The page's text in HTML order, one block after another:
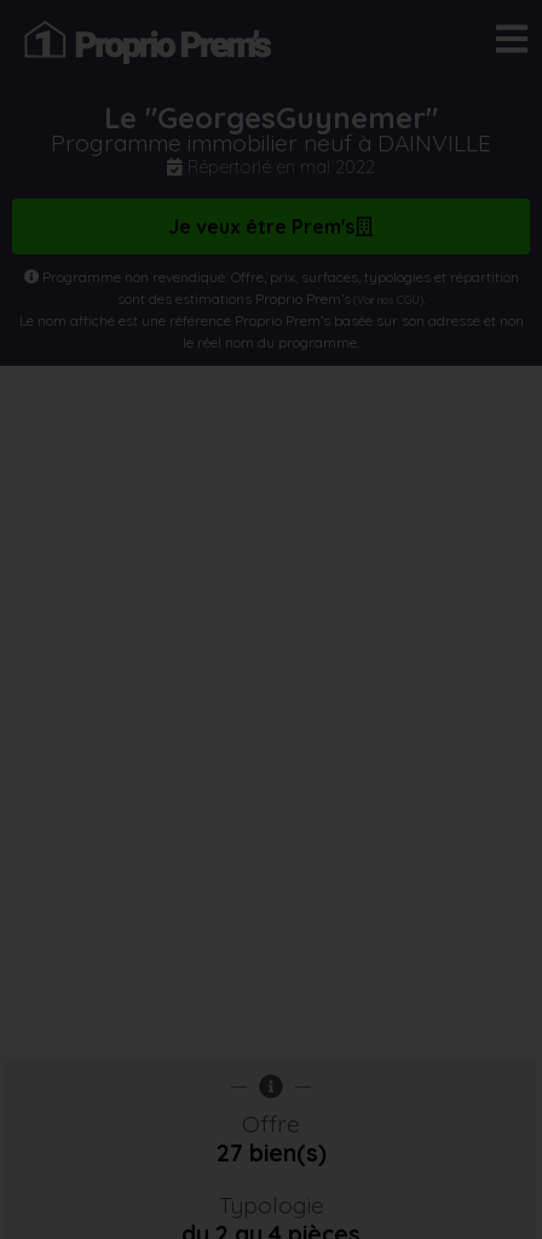
Le "GeorgesGuynemer"
Programme immobilier neuf à DAINVILLE
Répertorié en mai 2022
Je veux être Prem's
Programme non revendiqué. Offre, prix, surfaces, typologies et répartition
sont des estimations Proprio Prem’s(Voir nos CGU)
Le nom affiché est une référence Proprio Prem’s basée sur son adresse et non
le réel nom du programme.
Offre
27 bien(s)
Typologie